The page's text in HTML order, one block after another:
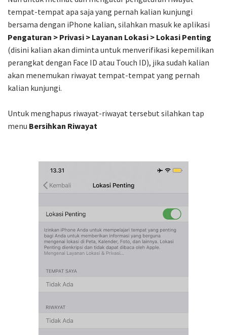
tempat-tempat apa saja yang pernah kalian kunjungi
bersama dengan iPhone kalian, silahkan masuk ke aplikasi
Pengaturan > Privasi > Layanan Lokasi > Lokasi Penting
(disini kalian akan diminta untuk menverifikasi kepemilikan
perangkat dengan Face ID atau Touch ID), jika sudah kalian
akan menemukan riwayat tempat-tempat yang pernah
kalian kunjungi.
Untuk menghapus riwayat-riwayat tersebut silahkan tap
menu Bersihkan Riwayat